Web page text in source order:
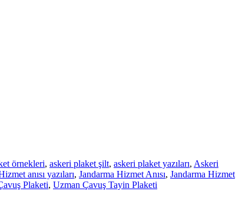
örnekleri, askeri plaket şilt, askeri plaket yazıları, Askeri
anısı yazıları, Jandarma Hizmet Anısı, Jandarma Hizmet
Plaketi, Uzman Çavuş Tayin Plaketi